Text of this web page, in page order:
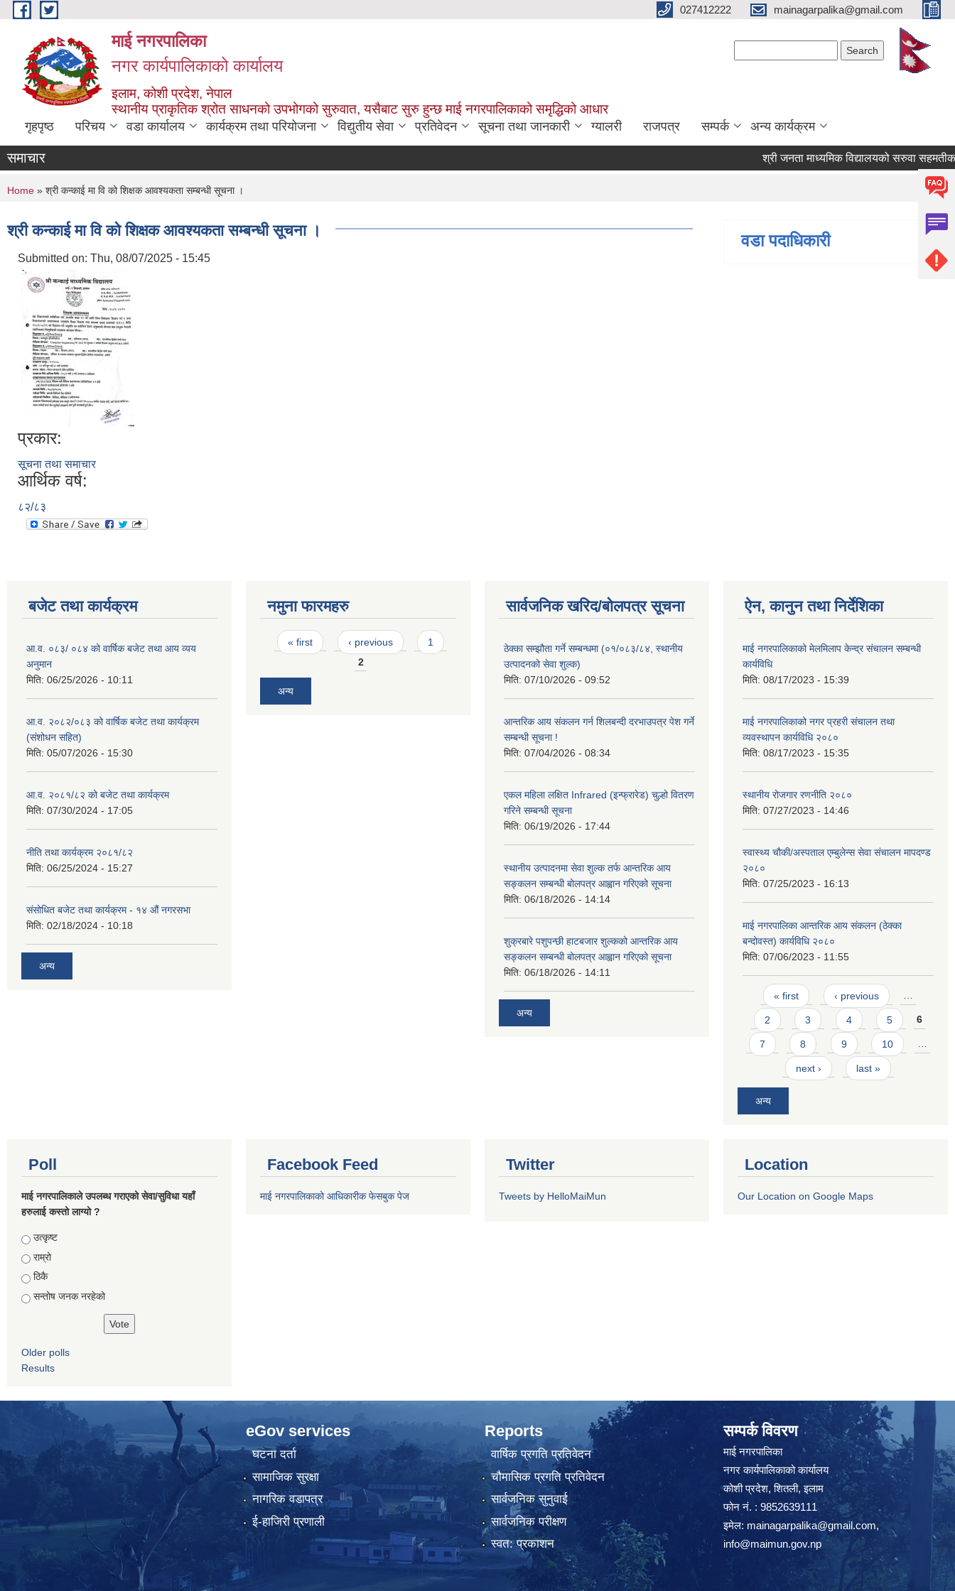
Skip to main content 027412222 mainagarpalika@gmail.com
माई नगरपालिका
नगर कार्यपालिकाको कार्यालय
इलाम, कोशी प्रदेश, नेपाल
स्थानीय प्राकृतिक श्रोत साधनको उपभोगको सुरुवात, यसैबाट सुरु हुन्छ माई नगरपालिकाको समृद्धिको आधार
गृहपृष्ठ परिचय वडा कार्यालय कार्यक्रम तथा परियोजना विद्युतीय सेवा प्रतिवेदन सूचना तथा जानकारी ग्यालरी राजपत्र सम्पर्क अन्य कार्यक्रम
समाचार श्री जनता माध्यमिक विद्यालयको सरुवा सहमतीका
You are here
Home » श्री कन्काई मा वि को शिक्षक आवश्यकता सम्बन्धी सूचना ।
श्री कन्काई मा वि को शिक्षक आवश्यकता सम्बन्धी सूचना ।
Submitted on: Thu, 08/07/2025 - 15:45
प्रकार:
सूचना तथा समाचार
आर्थिक वर्ष:
८२/८३
वडा पदाधिकारी
बजेट तथा कार्यक्रम
आ.व. ०८३/ ०८४ को वार्षिक बजेट तथा आय व्यय
अनुमान
मिति: 06/25/2026 - 10:11
आ.व. २०८२/०८३ को वार्षिक बजेट तथा कार्यक्रम
(संशोधन सहित)
मिति: 05/07/2026 - 15:30
आ.व. २०८१/८२ को बजेट तथा कार्यक्रम
मिति: 07/30/2024 - 17:05
नीति तथा कार्यक्रम २०८१/८२
मिति: 06/25/2024 - 15:27
संसोधित बजेट तथा कार्यक्रम - १४ औं नगरसभा
मिति: 02/18/2024 - 10:18
अन्य
नमुना फारमहरु
Pages
« first ‹ previous
1
2
अन्य
सार्वजनिक खरिद/बोलपत्र सूचना
ठेक्का सम्झौता गर्ने सम्बन्धमा (०१/०८३/८४, स्थानीय
उत्पादनको सेवा शुल्क)
मिति: 07/10/2026 - 09:52
आन्तरिक आय संकलन गर्न शिलबन्दी दरभाउपत्र पेश गर्ने
सम्बन्धी सूचना !
मिति: 07/04/2026 - 08:34
एकल महिला लक्षित Infrared (इन्फ्रारेड) चुल्हो वितरण
गरिने सम्बन्धी सूचना
मिति: 06/19/2026 - 17:44
स्थानीय उत्पादनमा सेवा शुल्क तर्फ आन्तरिक आय
सङ्कलन सम्बन्धी बोलपत्र आह्वान गरिएको सूचना
मिति: 06/18/2026 - 14:14
शुक्रबारे पशुपन्छी हाटबजार शुल्कको आन्तरिक आय
सङ्कलन सम्बन्धी बोलपत्र आह्वान गरिएको सूचना
मिति: 06/18/2026 - 14:11
अन्य
ऐन, कानुन तथा निर्देशिका
माई नगरपालिकाको मेलमिलाप केन्द्र संचालन सम्बन्धी
कार्यविधि
मिति: 08/17/2023 - 15:39
माई नगरपालिकाको नगर प्रहरी संचालन तथा
व्यवस्थापन कार्यविधि २०८०
मिति: 08/17/2023 - 15:35
स्थानीय रोजगार रणनीति २०८०
मिति: 07/27/2023 - 14:46
स्वास्थ्य चौकी/अस्पताल एम्बुलेन्स सेवा संचालन मापदण्ड
२०८०
मिति: 07/25/2023 - 16:13
माई नगरपालिका आन्तरिक आय संकलन (ठेक्का
बन्दोवस्त) कार्यविधि २०८०
मिति: 07/06/2023 - 11:55
Pages
« first ‹ previous …
2 3 4 5 6
7 8 9 10 …
next › last »
अन्य
Poll
माई नगरपालिकाले उपलब्ध गराएको सेवा/सुविधा यहाँ
हरुलाई कस्तो लाग्यो ?
Choices
उत्कृष्ट
राम्रो
ठिकै
सन्तोष जनक नरहेको
Older polls
Results
Facebook Feed
माई नगरपालिकाको आधिकारीक फेसबुक पेज
Twitter
Tweets by HelloMaiMun
Location
Our Location on Google Maps
eGov services
घटना दर्ता
सामाजिक सुरक्षा
नागरिक वडापत्र
ई-हाजिरी प्रणाली
Reports
वार्षिक प्रगति प्रतिवेदन
चौमासिक प्रगति प्रतिवेदन
सार्वजनिक सुनुवाई
सार्वजनिक परीक्षण
स्वत: प्रकाशन
सम्पर्क विवरण
माई नगरपालिका
नगर कार्यपालिकाको कार्यालय
कोशी प्रदेश, शितली, इलाम
फोन नं. : 9852639111
इमेल: mainagarpalika@gmail.com,
info@maimun.gov.np